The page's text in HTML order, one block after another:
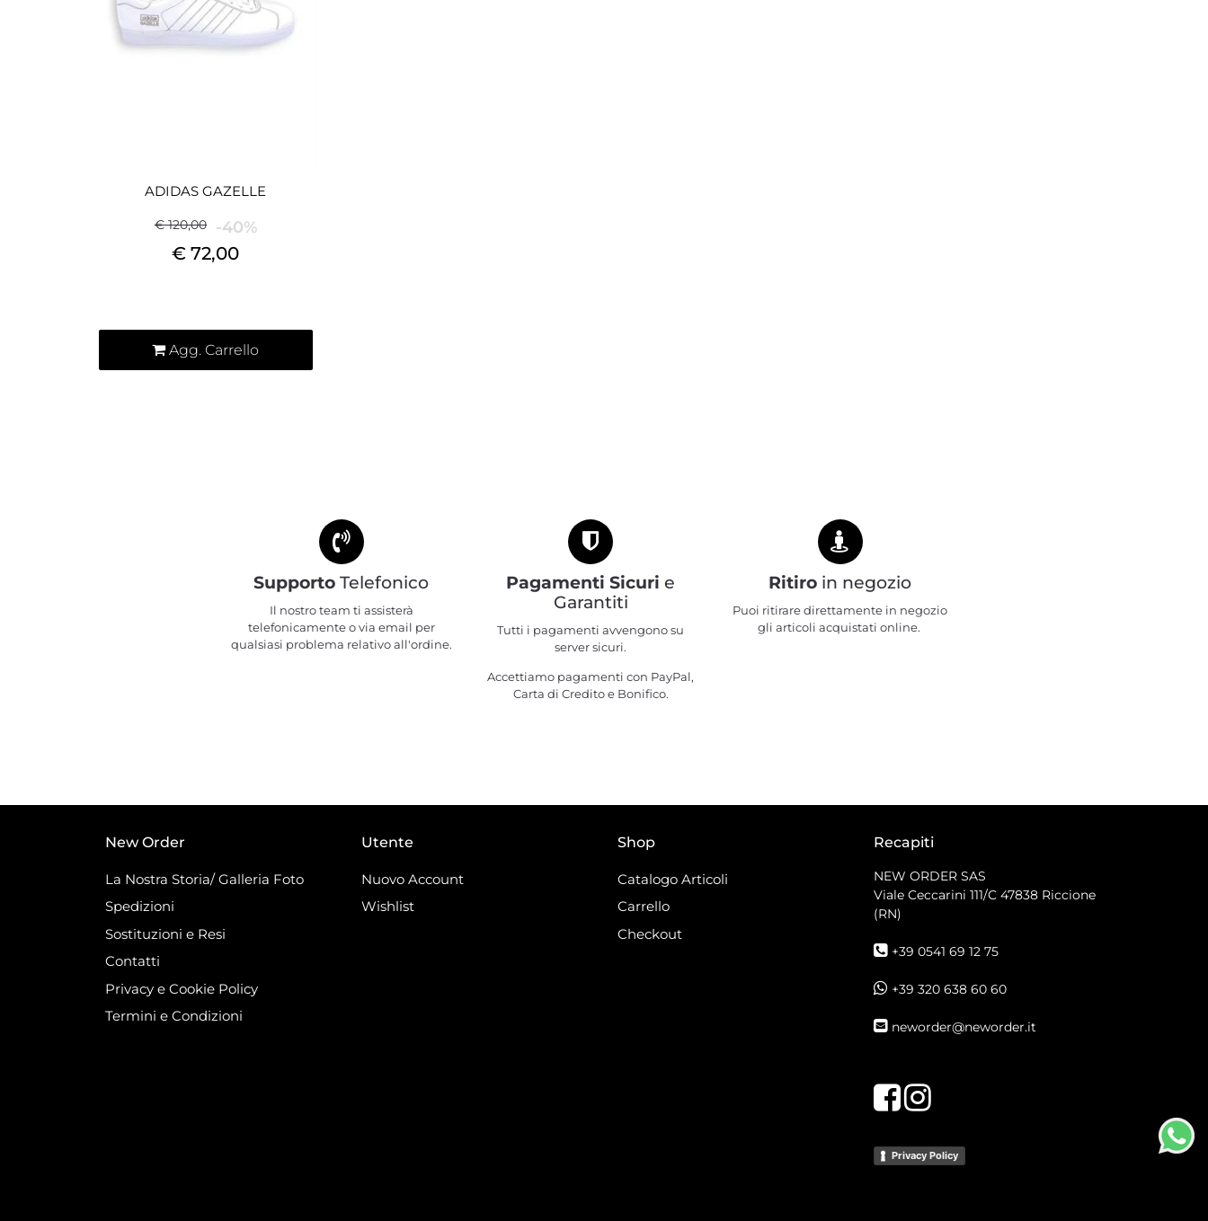
ADIDAS GAZELLE
€ 120,00 -40%
€ 72,00
Agg. Carrello
Supporto Telefonico
Il nostro team ti assisterà
telefonicamente o via email per
qualsiasi problema relativo all'ordine.
Pagamenti Sicuri e
Garantiti
Tutti i pagamenti avvengono su
server sicuri.
Accettiamo pagamenti con PayPal,
Carta di Credito e Bonifico.
Ritiro in negozio
Puoi ritirare direttamente in negozio
gli articoli acquistati online.
New Order
La Nostra Storia/ Galleria Foto
Spedizioni
Sostituzioni e Resi
Contatti
Privacy e Cookie Policy
Termini e Condizioni
Utente
Nuovo Account
Wishlist
Shop
Catalogo Articoli
Carrello
Checkout
Recapiti
NEW ORDER SAS
Viale Ceccarini 111/C 47838 Riccione
(RN)
+39 0541 69 12 75
+39 320 638 60 60
neworder@neworder.it
FacebookInstagram
Privacy Policy